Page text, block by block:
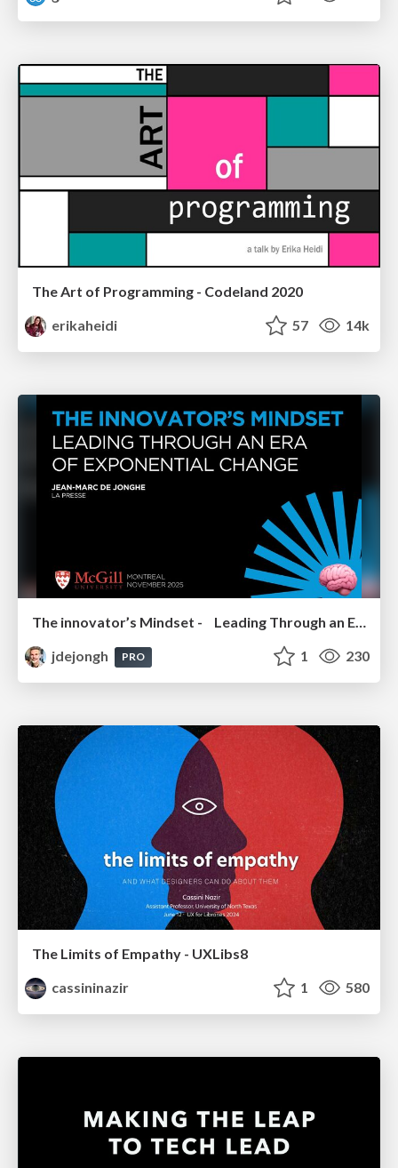
The Art of Programming - Codeland 2020
erikaheidi
57 14k
The innovator’s Mindset - Leading Through an Era of Exponential Change - McGill University 2025
jdejongh
PRO 1 230
The Limits of Empathy - UXLibs8
cassininazir
1 580